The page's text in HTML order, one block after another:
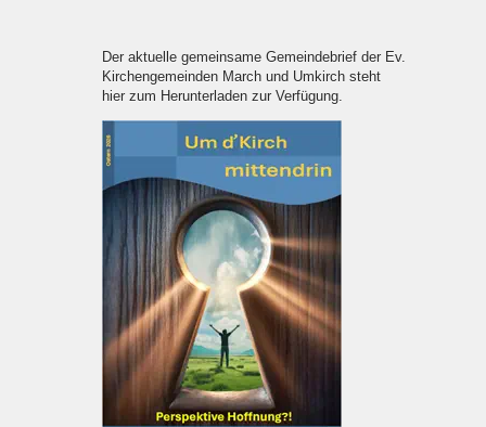
Der aktuelle gemeinsame Gemeindebrief der Ev.
Kirchengemeinden March und Umkirch steht
hier zum Herunterladen zur Verfügung.